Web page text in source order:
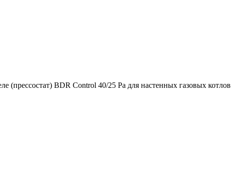
(прессостат) BDR Control 40/25 Pa для настенных газовых котлов